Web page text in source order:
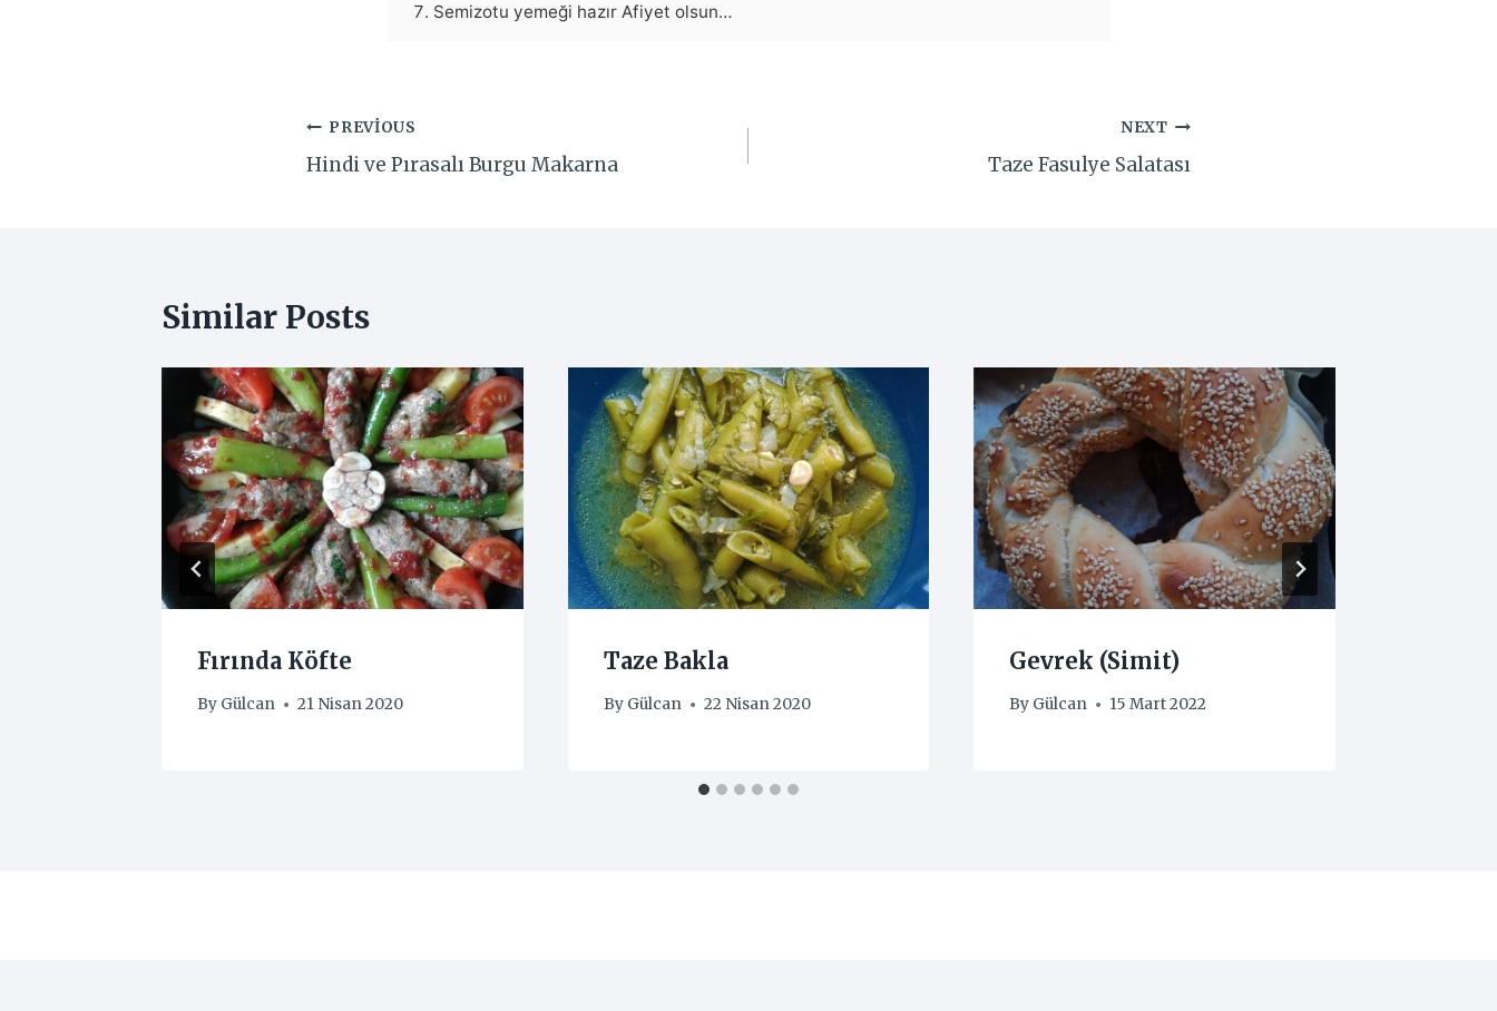
Semizotu yemeği hazır Afiyet olsun…
Yazı
gezinmesi
PREVIOUS
Hindi ve Pırasalı Burgu Makarna
NEXT
Taze Fasulye Salatası
Similar Posts
Fırında Köfte
By Gülcan 21 Nisan 2020
Taze Bakla
By Gülcan 22 Nisan 2020
Gevrek (Simit)
By Gülcan 15 Mart 2022